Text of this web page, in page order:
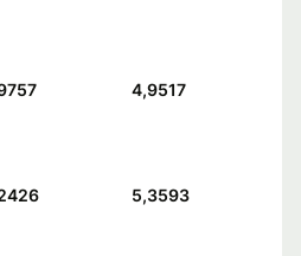
4,9517
5,3593